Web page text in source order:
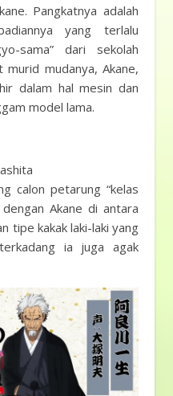
Pangkatnya adalah
yang terlalu
sama” dari sekolah
mudanya, Akane,
dalam hal mesin dan
model lama.
calon petarung “kelas
Akane di antara
tipe kakak laki-laki yang
ia juga agak